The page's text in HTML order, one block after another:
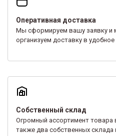
Оперативная доставка
Мы сформируем вашу заявку и
организуем доставку в
Собственный склад
Огромный ассортимент товара
также два собственных склада